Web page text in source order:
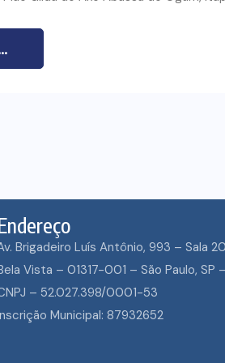
Brigadeiro Luís Antônio, 993 – Sala
Vista – 01317-001 – São Paulo, SP
– 52.027.398/0001-53
Municipal: 87932652
ENTRE A TERRA,
POVOS E A